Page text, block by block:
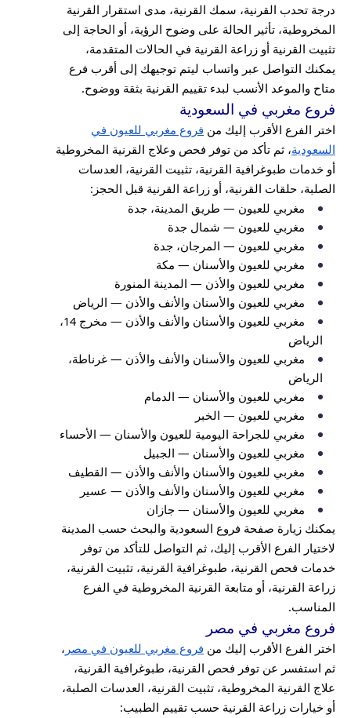
درجة تحدب القرنية، سمك القرنية، مدى استقرار القرنية
المخروطية، تأثير الحالة على وضوح الرؤية، أو الحاجة إلى
تثبيت القرنية أو زراعة القرنية في الحالات المتقدمة،
يمكنك التواصل عبر واتساب ليتم توجيهك إلى أقرب فرع
متاح والموعد الأنسب لبدء تقييم القرنية بثقة ووضوح.
فروع مغربي في السعودية
اختر الفرع الأقرب إليك من فروع مغربي للعيون في
السعودية، ثم تأكد من توفر فحص وعلاج القرنية المخروطية
أو خدمات طبوغرافية القرنية، تثبيت القرنية، العدسات
الصلبة، حلقات القرنية، أو زراعة القرنية قبل الحجز:
مغربي للعيون — طريق المدينة، جدة
مغربي للعيون — شمال جدة
مغربي للعيون — المرجان، جدة
مغربي للعيون والأسنان — مكة
مغربي للعيون والأذن — المدينة المنورة
مغربي للعيون والأسنان والأنف والأذن — الرياض
مغربي للعيون والأسنان والأنف والأذن — مخرج 14،
الرياض
مغربي للعيون والأسنان والأنف والأذن — غرناطة،
الرياض
مغربي للعيون والأسنان — الدمام
مغربي للعيون — الخبر
مغربي للجراحة اليومية للعيون والأسنان — الأحساء
مغربي للعيون والأسنان — الجبيل
مغربي للعيون والأسنان والأنف والأذن — القطيف
مغربي للعيون والأسنان والأنف والأذن — عسير
مغربي للعيون والأسنان — جازان
يمكنك زيارة صفحة فروع السعودية والبحث حسب المدينة
لاختيار الفرع الأقرب إليك، ثم التواصل للتأكد من توفر
خدمات فحص القرنية، طبوغرافية القرنية، تثبيت القرنية،
زراعة القرنية، أو متابعة القرنية المخروطية في الفرع
المناسب.
فروع مغربي في مصر
اختر الفرع الأقرب إليك من فروع مغربي للعيون في مصر ،
ثم استفسر عن توفر فحص القرنية، طبوغرافية القرنية،
علاج القرنية المخروطية، تثبيت القرنية، العدسات الصلبة،
أو خيارات زراعة القرنية حسب تقييم الطبيب: